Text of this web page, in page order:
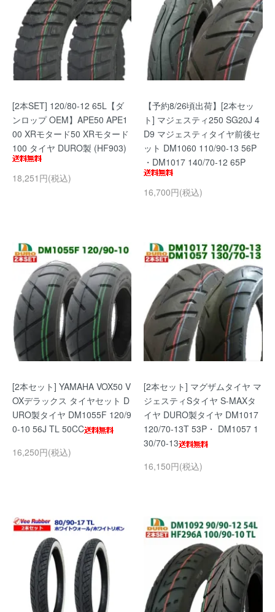
[2本SET] 120/80-12 65L【ダ
ンロップ OEM】APE50 APE1
00 XRモタード50 XRモタード
100 タイヤ DURO製 (HF903)
18,251円(税込)
【予約8/26頃出荷】[2本セッ
ト] マジェスティ250 SG20J 4
D9 マジェスティタイヤ前後セ
ット DM1060 110/90-13 56P
・DM1017 140/70-12 65P
16,700円(税込)
[2本セット] YAMAHA VOX50 V
OXデラックス タイヤセット D
URO製タイヤ DM1055F 120/9
0-10 56J TL 50CC
16,250円(税込)
[2本セット] マグザムタイヤ マ
ジェスティSタイヤ S-MAXタ
イヤ DURO製タイヤ DM1017
120/70-13T 53P・ DM1057 1
30/70-13
16,150円(税込)